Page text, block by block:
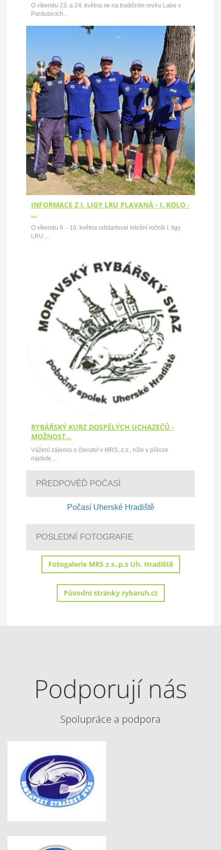
O víkendu 23. a 24. května se na tradičním revíru Labe v
Pardubicích…
INFORMACE Z I. LIGY LRU PLAVANÁ - I. KOLO -
…
O víkendu 9. - 10. května odstartoval letošní ročník I. ligy
LRU…
RYBÁŘSKÝ KURZ DOSPĚLÝCH UCHAZEČŮ -
MOŽNOST…
Vážení zájemci o členství v MRS, z.s., níže v příloze
najdete…
PŘEDPOVĚĎ POČASÍ
Počasí Uherské Hradiště
POSLEDNÍ FOTOGRAFIE
Fotogalerie MRS z.s.,p.s Uh. Hradiště
Původní stránky rybaruh.cz
Podporují nás
Spolupráce a podpora